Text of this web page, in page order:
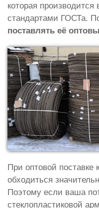
которая производится
стандартами ГОСТа.
поставлять её
При оптовой поставке
обходиться
Поэтому если ваша
стеклопластиковой